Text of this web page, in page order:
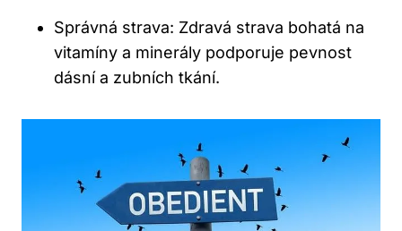
Správná strava: Zdravá strava bohatá na
vitamíny a minerály podporuje pevnost
dásní a zubních tkání.